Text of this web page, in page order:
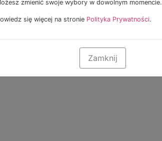
zmienić swoje wybory w dowolnym momencie.
się więcej na stronie Polityka Prywatności.
Zamknij